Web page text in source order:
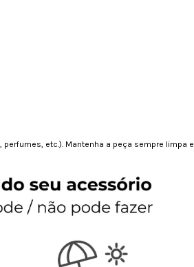
etc.). Mantenha a peça sempre limpa